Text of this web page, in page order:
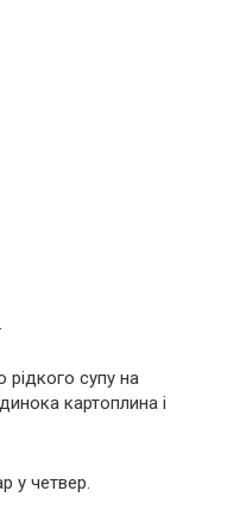
супу на
картоплина і
у четвер.